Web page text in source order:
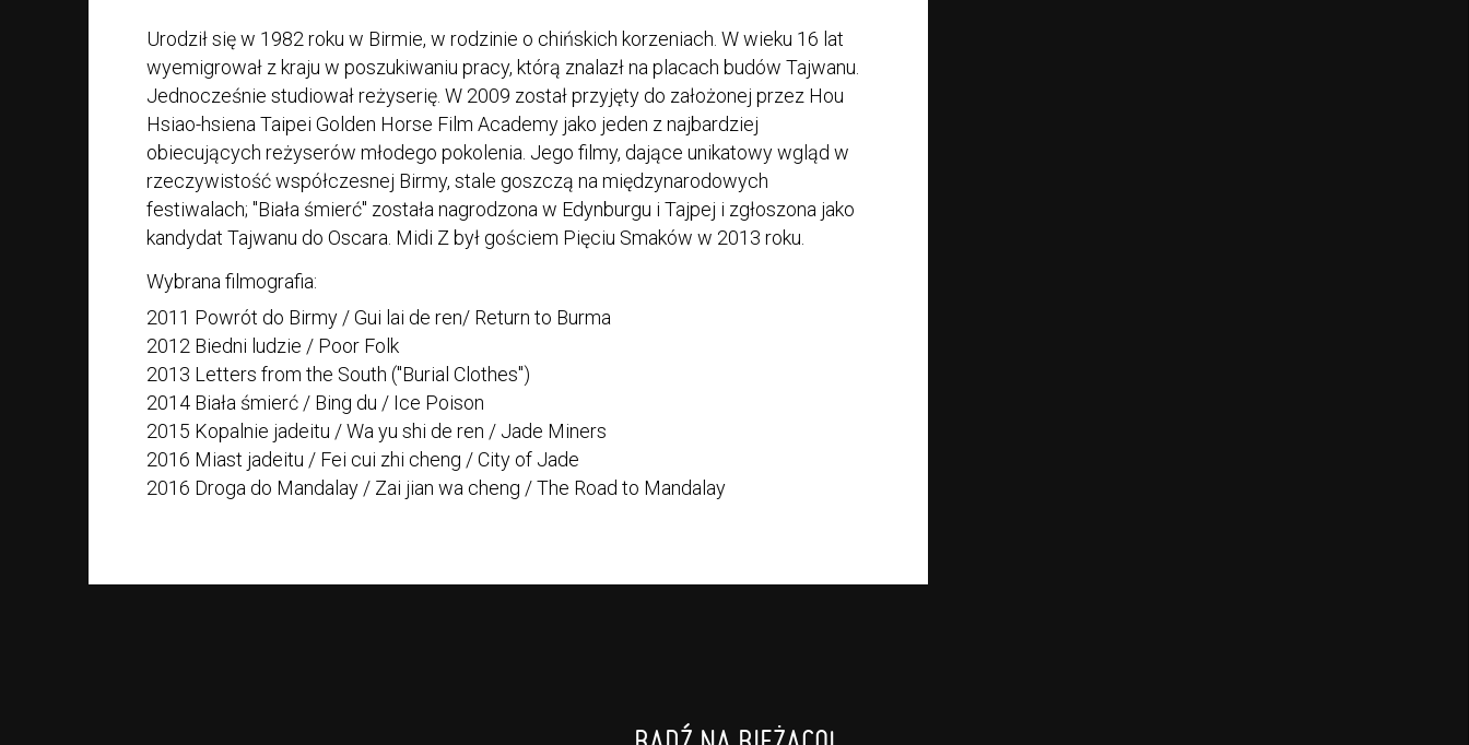
Urodził się w 1982 roku w Birmie, w rodzinie o chińskich korzeniach. W wieku 16 lat
wyemigrował z kraju w poszukiwaniu pracy, którą znalazł na placach budów Tajwanu.
Jednocześnie studiował reżyserię. W 2009 został przyjęty do założonej przez Hou
Hsiao-hsiena Taipei Golden Horse Film Academy jako jeden z najbardziej
obiecujących reżyserów młodego pokolenia. Jego filmy, dające unikatowy wgląd w
rzeczywistość współczesnej Birmy, stale goszczą na międzynarodowych
festiwalach; "Biała śmierć" została nagrodzona w Edynburgu i Tajpej i zgłoszona jako
kandydat Tajwanu do Oscara. Midi Z był gościem Pięciu Smaków w 2013 roku.
Wybrana filmografia:
2011 Powrót do Birmy / Gui lai de ren/ Return to Burma
2012 Biedni ludzie / Poor Folk
2013 Letters from the South ("Burial Clothes")
2014 Biała śmierć / Bing du / Ice Poison
2015 Kopalnie jadeitu / Wa yu shi de ren / Jade Miners
2016 Miast jadeitu / Fei cui zhi cheng / City of Jade
2016 Droga do Mandalay / Zai jian wa cheng / The Road to Mandalay